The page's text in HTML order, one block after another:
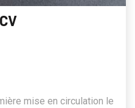
mise en circulation le